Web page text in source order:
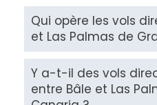
Qui opère les vols
et Las Palmas de
Y a-t-il des vols
entre Bâle et Las